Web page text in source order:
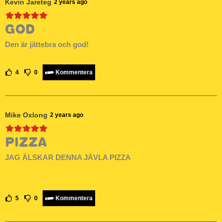
Kevin Jareteg 2 years ago
GOD
Den är jättebra och god!
4 0 Kommentera
Mike Oxlong 2 years ago
PIZZA
JAG ÄLSKAR DENNA JÄVLA PIZZA
5 0 Kommentera